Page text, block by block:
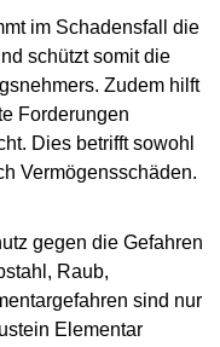
im Schadensfall die
schützt somit die
Zudem hilft
Forderungen
Dies betrifft sowohl
Vermögensschäden.
gegen die Gefahren
Raub,
sind nur
Elementar